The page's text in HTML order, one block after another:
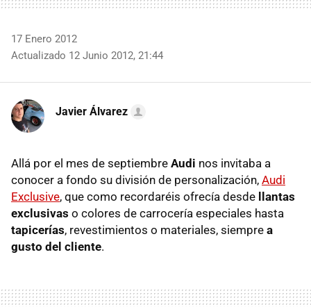
17 Enero 2012
Actualizado 12 Junio 2012, 21:44
Javier Álvarez
Allá por el mes de septiembre Audi nos invitaba a
conocer a fondo su división de personalización, Audi
Exclusive, que como recordaréis ofrecía desde llantas
exclusivas o colores de carrocería especiales hasta
tapicerías, revestimientos o materiales, siempre a
gusto del cliente.